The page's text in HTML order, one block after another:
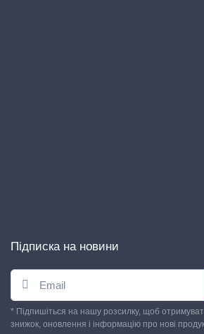
Підписка на новини
* Підпишіться на нашу розсилку, щоб
знижок, оновлення і інформацію про нові